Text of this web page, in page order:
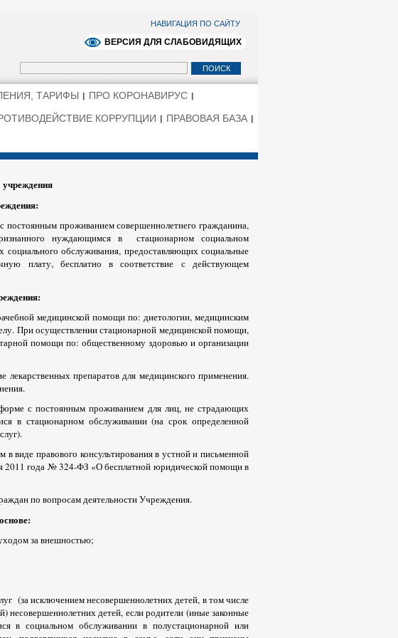
НАВИГАЦИЯ ПО САЙТУ
ВЕРСИЯ ДЛЯ СЛАБОВИДЯЩИХ
ТАРИФЫ
ПРО КОРОНАВИРУС
КОРРУПЦИИ
ПРАВОВАЯ БАЗА
учреждения
постоянным проживанием совершеннолетнего гражданина,
нуждающимся в стационарном социальном
обслуживания, предоставляющих социальные
плату, бесплатно в соответствие с действующем
медицинской помощи по: диетологии, медицинским
При осуществлении стационарной медицинской помощи,
помощи по: общественному здоровью и организации
лекарственных препаратов для медицинского применения.
с постоянным проживанием для лиц, не страдающих
в стационарном обслуживании (на срок определенной
виде правового консультирования в устной и письменной
2011 года № 324-ФЗ «О бесплатной юридической помощи в
по вопросам деятельности Учреждения.
за внешностью;
(за исключением несовершеннолетних детей, в том числе
несовершеннолетних детей, если родители (иные законные
в социальном обслуживании в полустационарной или